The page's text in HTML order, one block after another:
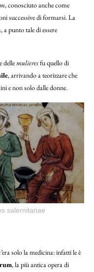
, conosciuto anche come
successive di formarsi. La
punto tale di essere
dellemulieresfu quello di
, arrivando a teorizzare che
e non solo dalle donne.
salernitanae
solo la medicina: infatti le è
, la più antica opera di